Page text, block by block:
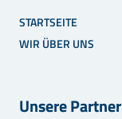
STARTSEITE
WIR ÜBER UNS
Unsere Partner